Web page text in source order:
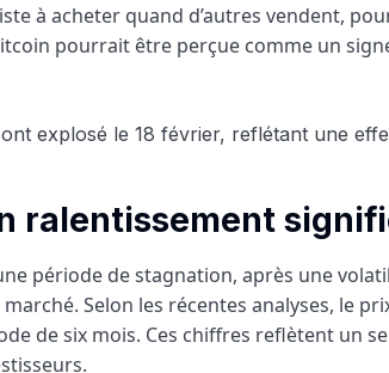
à acheter quand d’autres vendent,
pourrait être perçue comme un
ralentissement
période de stagnation, après une
Selon les récentes analyses, le
de six mois. Ces chiffres reflètent un